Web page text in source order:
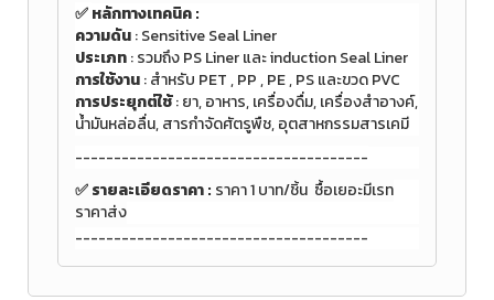
✅หลักทางเทคนิค :
ความดัน: Sensitive Seal Liner
ประเภท: รวมถึง PS Liner และ induction Seal Liner
การใช้งาน: สำหรับ PET , PP , PE , PS และขวดPVC
การประยุกต์ใช้: ยา, อาหาร, เครื่องดื่ม, เครื่องสำอางค์,
น้ำมันหล่อลื่น, สารกำจัดศัตรูพืช, อุตสาหกรรมสารเคมี
--------------------------------------
✅ รายละเอียดราคา : ราคา 1 บาท/ชิ้น ซื้อเยอะมีเรท
ราคาส่ง
--------------------------------------